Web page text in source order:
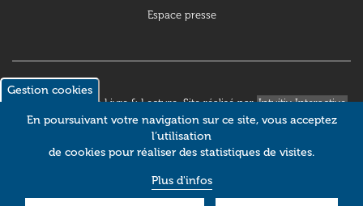
Espace presse
© 2018 Occitanie Livre & Lecture. Site réalisé parIntuitiv Interactive
Gestion cookies
En poursuivant votre navigation sur ce site, vous acceptez
l’utilisation
de cookies pour réaliser des statistiques de visites.
Plus d'infos